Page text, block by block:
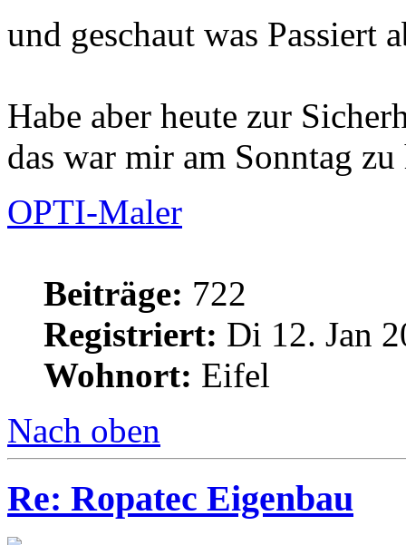
und geschaut was Passiert
Habe aber heute zur
das war mir am Sonntag
OPTI-Maler
Beiträge: 722
Registriert: Di 12. Jan
Wohnort: Eifel
Nach oben
Re: Ropatec Eigenbau